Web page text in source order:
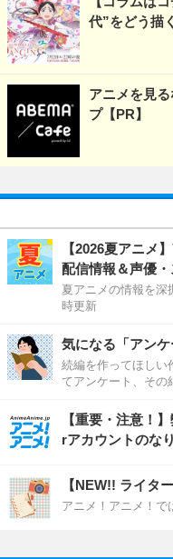
代”をどう描
アニメを見
プ【PR】
【2026夏アニメ
配信情報＆声優・
夏アニメの情報を深
時更新
気になる「アン
続編を作ってほしい
てアンケート、その
【重要・注意！
rアカウントのな
【NEW!! ライタ
アニメ！アニメ！で